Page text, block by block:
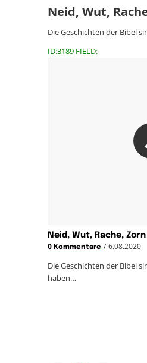
Neid, Wut,
Die Geschichten der Bibel
ID:3189 FIELD:
Neid, Wut, Rache, Zorn
0 Kommentare / 6.08.2020
Die Geschichten der Bibel
haben…